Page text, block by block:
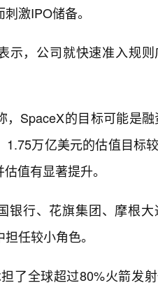
激IPO储备。
示，公司就快速准入规
，SpaceX的目标可能是
1.75万亿美元的估值目标
值有显著提升。
银行、花旗集团、摩根
任较小角色。
了全球超过80%火箭发